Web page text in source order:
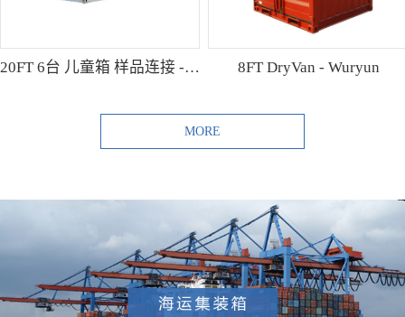
20FT 6台 儿童箱 样品连接 - Shibutani 8FT DryVan - Wuryun
MORE